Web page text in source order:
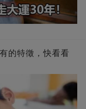
的特徵，快看看